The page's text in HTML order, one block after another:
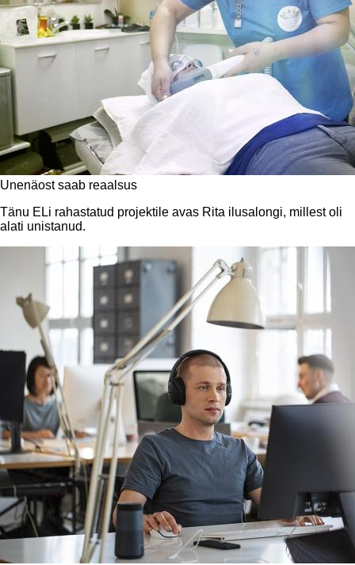
Unenäost saab reaalsus
Tänu ELi rahastatud projektile avas Rita ilusalongi, millest oli
alati unistanud.